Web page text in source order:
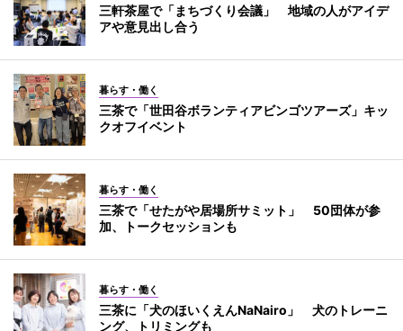
三軒茶屋で「まちづくり会議」 地域の人がアイデ
アや意見出し合う
暮らす・働く
三茶で「世田谷ボランティアビンゴツアーズ」キッ
クオフイベント
暮らす・働く
三茶で「せたがや居場所サミット」 50団体が参
加、トークセッションも
暮らす・働く
三茶に「犬のほいくえんNaNairo」 犬のトレーニ
ング、トリミングも